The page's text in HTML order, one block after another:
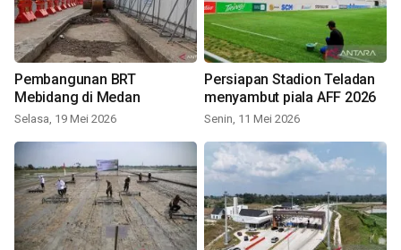
Pembangunan BRT
Mebidang di Medan
Selasa, 19 Mei 2026
Persiapan Stadion Teladan
menyambut piala AFF 2026
Senin, 11 Mei 2026